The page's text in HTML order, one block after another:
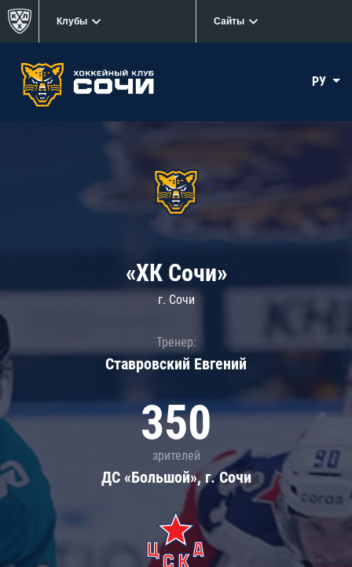
Клубы Сайты
РУ
«ХК Сочи»
г. Сочи
Тренер:
Ставровский Евгений
350
зрителей
ДС «Большой», г. Сочи